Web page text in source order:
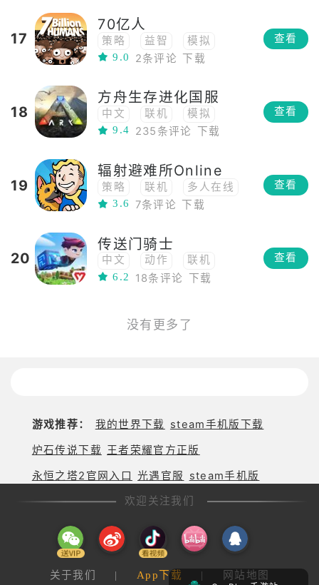
17
70亿人
策略 益智
模拟
移植
独立
9.0 2条评论 下载
查看
18
方舟生存进化国服
中文 联机
模拟
生存
冒险
高自由度
恐龙
沙盒
多人
开放世界
射击
移植
steam移植
9.4 235条评论 下载
查看
19
辐射避难所Online
策略 联机
多人在线
生存
末日生存
移植
steam移植
3.6 7条评论 下载
查看
20
传送门骑士
中文 动作
联机
模拟经营
模拟
高画质
建造
PVE
6.2 18条评论 下载
查看
没有更多了
游戏推荐： 我的世界下载 steam手机版下载
炉石传说下载 王者荣耀官方正版
永恒之塔2官网入口 光遇官服
steam手机版
欢迎关注我们
关于我们 | App下载 | 网站地图